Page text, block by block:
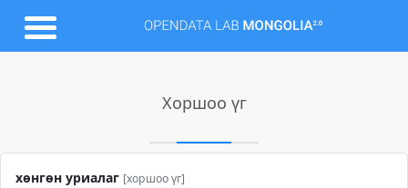
Хоршоо үг
хөнгөн уриалаг [хоршоо үг]